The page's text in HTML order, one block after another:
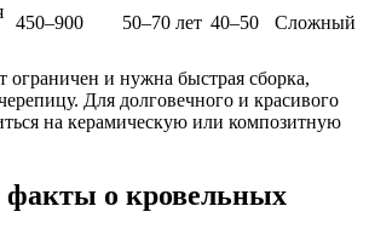
450–900 50–70 лет 40–50 Сложный
и нужна быстрая сборка,
Для долговечного и красивого
на керамическую или композитную
о кровельных